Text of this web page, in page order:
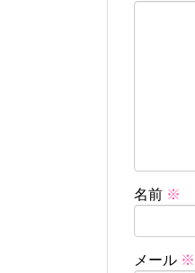
名前 ※
メール ※